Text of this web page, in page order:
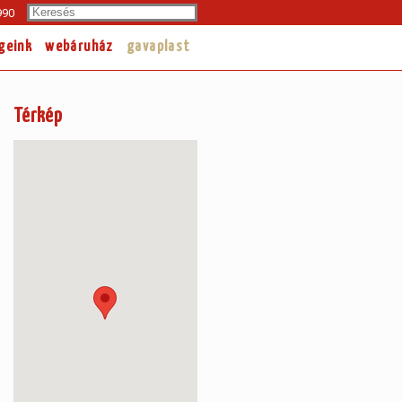
webáruház gavaplast
Térkép